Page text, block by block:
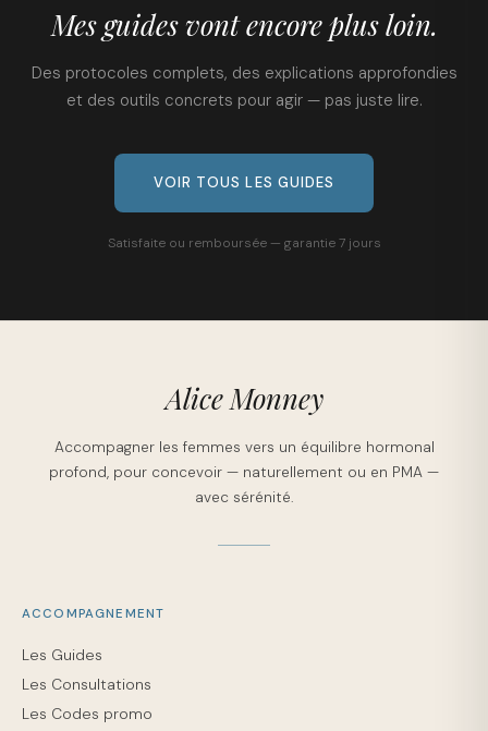
Mes guides vont encore plus loin.
Des protocoles complets, des explications approfondies
et des outils concrets pour agir — pas juste lire.
VOIR TOUS LES GUIDES
Satisfaite ou remboursée — garantie 7 jours
Alice Monney
Accompagner les femmes vers un équilibre hormonal
profond, pour concevoir — naturellement ou en PMA —
avec sérénité.
ACCOMPAGNEMENT
Les Guides
Les Consultations
Les Codes promo